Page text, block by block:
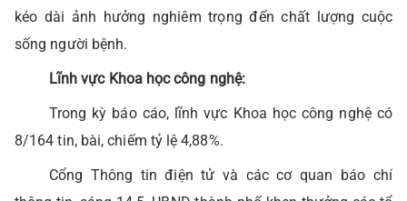
kéo dài ảnh hưởng nghiêm trọng đến chất lượng cuộc
sống người bệnh.
Lĩnh vực Khoa học công nghệ:
Trong kỳ báo cáo, lĩnh vực Khoa học công nghệ có
8/164 tin, bài, chiếm tỷ lệ 4,88%.
Cổng Thông tin điện tử và các cơ quan báo chí